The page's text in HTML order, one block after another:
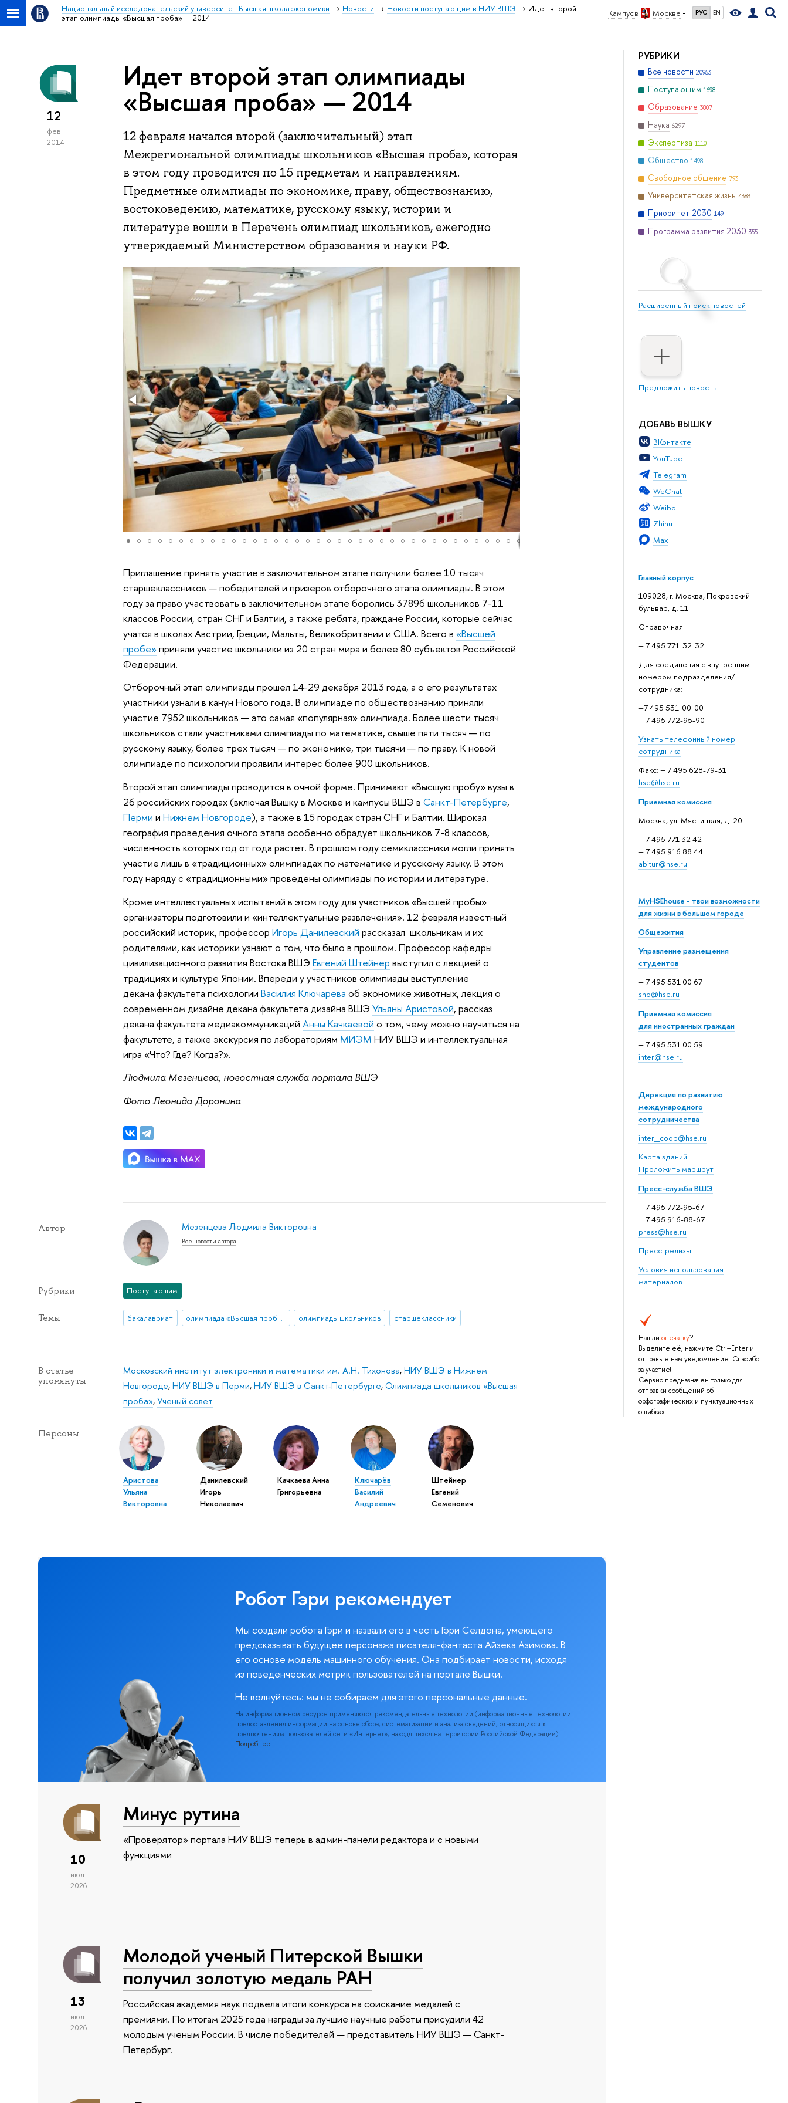
Кампус в Москве РУС EN
Национальный исследовательский университет Высшая школа экономики Новости Новости поступающим в НИУ ВШЭ
Идет второй
этап олимпиады «Высшая проба» — 2014
РУБРИКИ
Все новости 20953
Поступающим 1698
Образование 3807
Наука 6297
Экспертиза 1110
Общество 1498
Свободное общение 793
Университетская жизнь 4383
Приоритет 2030 149
Программа развития 2030 355
Расширенный поиск новостей
Предложить новость
ДОБАВЬ ВЫШКУ
ВКонтакте
YouTube
Telegram
WeChat
Weibo
Zhihu
Max
Главный корпус
109028, г. Москва, Покровский
бульвар, д. 11
Справочная:
+ 7 495 771-32-32
Для соединения с внутренним
номером подразделения/
сотрудника:
+7 495 531-00-00
+ 7 495 772-95-90
Узнать телефонный номер
сотрудника
Факс: + 7 495 628-79-31
hse@hse.ru
Приемная комиссия
Москва, ул. Мясницкая, д. 20
+ 7 495 771 32 42
+ 7 495 916 88 44
abitur@hse.ru
MyHSEhouse - твои возможности
для жизни в большом городе
Общежития
Управление размещения
студентов
+ 7 495 531 00 67
sho@hse.ru
Приемная комиссия
для иностранных граждан
+ 7 495 531 00 59
inter@hse.ru
Дирекция по развитию
международного
сотрудничества
inter_coop@hse.ru
Карта зданий
Проложить маршрут
Пресс-служба ВШЭ
+ 7 495 772-95-67
+ 7 495 916-88-67
press@hse.ru
Пресс-релизы
Условия использования
материалов
Нашли опечатку?
Выделите её, нажмите Ctrl+Enter и
отправьте нам уведомление. Спасибо
за участие!
Сервис предназначен только для
отправки сообщений об
орфографических и пунктуационных
ошибках.
12
фев
2014
Идет второй этап олимпиады
«Высшая проба» — 2014
12 февраля начался второй (заключительный) этап
Межрегиональной олимпиады школьников «Высшая проба», которая
в этом году проводится по 15 предметам и направлениям.
Предметные олимпиады по экономике, праву, обществознанию,
востоковедению, математике, русскому языку, истории и
литературе вошли в Перечень олимпиад школьников, ежегодно
утверждаемый Министерством образования и науки РФ.
Приглашение принять участие в заключительном этапе получили более 10 тысяч
старшеклассников — победителей и призеров отборочного этапа олимпиады. В этом
году за право участвовать в заключительном этапе боролись 37896 школьников 7-11
классов России, стран СНГ и Балтии, а также ребята, граждане России, которые сейчас
учатся в школах Австрии, Греции, Мальты, Великобритании и США. Всего в «Высшей
пробе»приняли участие школьники из 20 стран мира и более 80 субъектов Российской
Федерации.
Отборочный этап олимпиады прошел 14-29 декабря 2013 года, а о его результатах
участники узнали в канун Нового года. В олимпиаде по обществознанию приняли
участие 7952 школьников — это самая «популярная» олимпиада. Более шести тысяч
школьников стали участниками олимпиады по математике, свыше пяти тысяч — по
русскому языку, более трех тысяч — по экономике, три тысячи — по праву. К новой
олимпиаде по психологии проявили интерес более 900 школьников.
Второй этап олимпиады проводится в очной форме. Принимают «Высшую пробу» вузы в
26 российских городах (включая Вышку в Москве и кампусы ВШЭ в Санкт-Петербурге,
Перми и Нижнем Новгороде), а также в 15 городах стран СНГ и Балтии. Широкая
география проведения очного этапа особенно обрадует школьников 7-8 классов,
численность которых год от года растет. В прошлом году семиклассники могли принять
участие лишь в «традиционных» олимпиадах по математике и русскому языку. В этом
году наряду с «традиционными» проведены олимпиады по истории и литературе.
Кроме интеллектуальных испытаний в этом году для участников «Высшей пробы»
организаторы подготовили и «интеллектуальные развлечения». 12 февраля известный
российский историк, профессор Игорь Данилевский рассказал школьникам и их
родителями, как историки узнают о том, что было в прошлом. Профессор кафедры
цивилизационного развития Востока ВШЭ Евгений Штейнер выступил с лекцией о
традициях и культуре Японии. Впереди у участников олимпиады выступление
декана факультета психологии Василия Ключарева об экономике животных, лекция о
современном дизайне декана факультета дизайна ВШЭ Ульяны Аристовой, рассказ
декана факультета медиакоммуникаций Анны Качкаевой о том, чему можно научиться на
факультете, а также экскурсия по лабораториям МИЭМ НИУ ВШЭ и интеллектуальная
игра «Что? Где? Когда?».
Людмила Мезенцева, новостная служба портала ВШЭ
Фото Леонида Доронина
Автор Мезенцева Людмила Викторовна
Все новости автора
Рубрики Поступающим
Темы бакалавриат олимпиада «Высшая проба» олимпиады школьников старшеклассники
В статье
упомянуты
Московский институт электроники и математики им. А.Н. Тихонова,НИУ ВШЭ в Нижнем
Новгороде,НИУ ВШЭ в Перми,НИУ ВШЭ в Санкт-Петербурге,Олимпиада школьников «Высшая
проба»,Ученый совет
Персоны
Аристова
Ульяна
Викторовна
Данилевский
Игорь
Николаевич
Качкаева Анна
Григорьевна
Ключарёв
Василий
Андреевич
Штейнер
Евгений
Семенович
Робот Гэри рекомендует
Мы создали робота Гэри и назвали его в честь Гэри Селдона, умеющего
предсказывать будущее персонажа писателя-фантаста Айзека Азимова. В
его основе модель машинного обучения. Она подбирает новости, исходя
из поведенческих метрик пользователей на портале Вышки.
Не волнуйтесь: мы не собираем для этого персональные данные.
На информационном ресурсе применяются рекомендательные технологии (информационные технологии
предоставления информации на основе сбора, систематизации и анализа сведений, относящихся к
предпочтениям пользователей сети «Интернет», находящихся на территории Российской Федерации).
Подробнее…
10
июл
2026
Минус рутина
«Проверятор» портала НИУ ВШЭ теперь в админ-панели редактора и с новыми
функциями
13
июл
2026
Молодой ученый Питерской Вышки
получил золотую медаль РАН
Российская академия наук подвела итоги конкурса на соискание медалей с
премиями. По итогам 2025 года награды за лучшие научные работы присудили 42
молодым ученым России. В числе победителей — представитель НИУ ВШЭ — Санкт-
Петербург.